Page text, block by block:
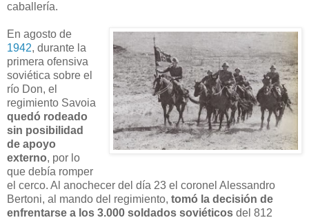
caballería.
En agosto de
1942, durante la
primera ofensiva
soviética sobre el
río Don, el
regimiento Savoia
quedó rodeado
sin posibilidad
de apoyo
externo, por lo
que debía romper
el cerco. Al anochecer del día 23 el coronel Alessandro
Bertoni, al mando del regimiento, tomó la decisión de
enfrentarse a los 3.000 soldados soviéticos del 812